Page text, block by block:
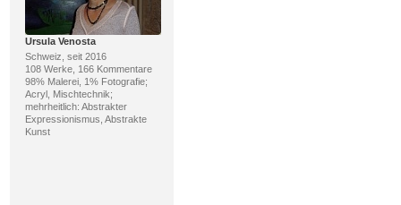
Ursula Venosta
Schweiz, seit 2016
108 Werke, 166 Kommentare
98% Malerei, 1% Fotografie;
Acryl, Mischtechnik;
mehrheitlich: Abstrakter
Expressionismus, Abstrakte
Kunst